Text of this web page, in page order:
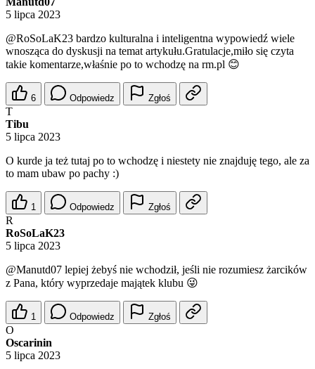
5 lipca 2023
@RoSoLaK23 bardzo kulturalna i inteligentna wypowiedź wiele
wnosząca do dyskusji na temat artykułu.Gratulacje,miło się czyta
takie komentarze,właśnie po to wchodzę na rm.pl 😊
6 Odpowiedz Zgłoś
T
Tibu
5 lipca 2023
O kurde ja też tutaj po to wchodzę i niestety nie znajduję tego, ale za
to mam ubaw po pachy :)
1 Odpowiedz Zgłoś
R
RoSoLaK23
5 lipca 2023
@Manutd07 lepiej żebyś nie wchodził, jeśli nie rozumiesz żarcików
z Pana, który wyprzedaje majątek klubu 😜
1 Odpowiedz Zgłoś
O
Oscarinin
5 lipca 2023